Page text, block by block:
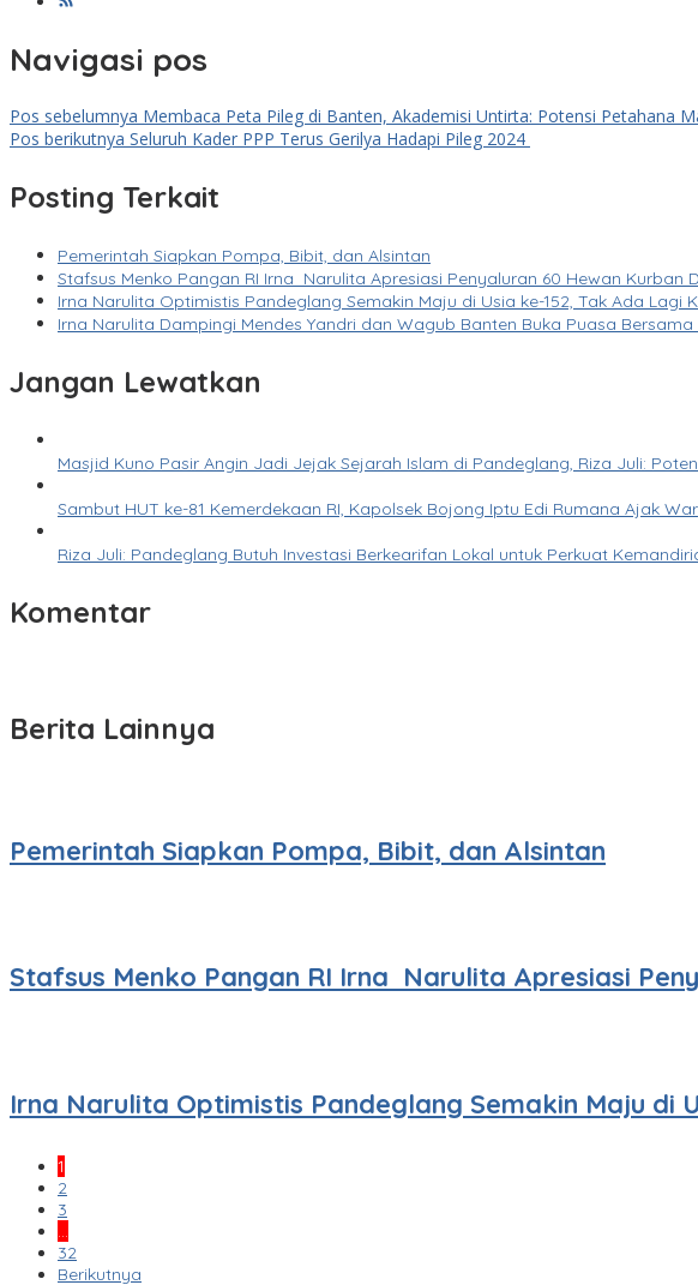
Navigasi pos
Pos sebelumnya Membaca Peta Pileg di Banten, Akademisi Untirta: Potensi Petahana
Pos berikutnya Seluruh Kader PPP Terus Gerilya Hadapi Pileg 2024
Posting Terkait
Pemerintah Siapkan Pompa, Bibit, dan Alsintan
Stafsus Menko Pangan RI Irna Narulita Apresiasi Penyaluran 60 Hewan
Irna Narulita Optimistis Pandeglang Semakin Maju di Usia ke-152, Tak Ada Lagi
Irna Narulita Dampingi Mendes Yandri dan Wagub Banten Buka Puasa
Jangan Lewatkan
Masjid Kuno Pasir Angin Jadi Jejak Sejarah Islam di Pandeglang, Riza Juli:
Sambut HUT ke-81 Kemerdekaan RI, Kapolsek Bojong Iptu Edi Rumana Ajak
Riza Juli: Pandeglang Butuh Investasi Berkearifan Lokal untuk Perkuat
Komentar
Berita Lainnya
Pemerintah Siapkan Pompa, Bibit, dan Alsintan
Stafsus Menko Pangan RI Irna Narulita Apresiasi
Irna Narulita Optimistis Pandeglang Semakin Maju di
1
2
3
…
32
Berikutnya